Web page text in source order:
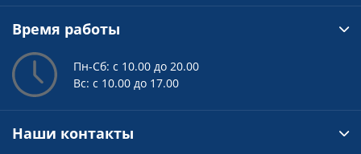
Время работы
Пн-Сб: с 10.00 до 20.00
Вс: с 10.00 до 17.00
Наши контакты